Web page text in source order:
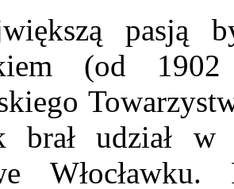
pasją
(od
brał udział w